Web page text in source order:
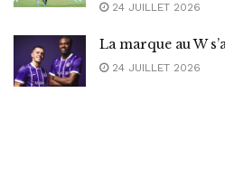
24 JUILLET 2026
La marque au W
24 JUILLET 2026